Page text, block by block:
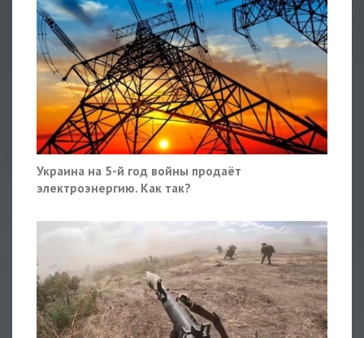
Украина на 5-й год войны продаёт
электроэнергию. Как так?